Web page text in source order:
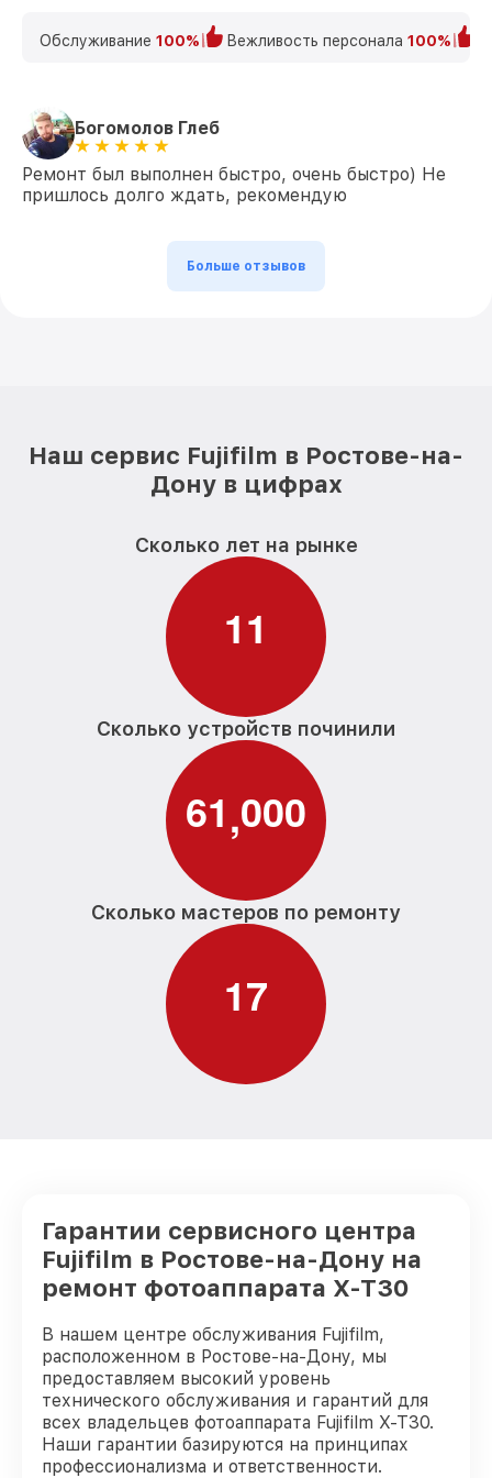
Обслуживание 100% Вежливость персонала 100%
Богомолов Глеб
Ремонт был выполнен быстро, очень быстро) Не
пришлось долго ждать, рекомендую
Больше отзывов
Наш сервис Fujifilm в Ростове-на-
Дону в цифрах
Сколько лет на рынке
11
Сколько устройств починили
61,000
Сколько мастеров по ремонту
17
Гарантии сервисного центра
Fujifilm в Ростове-на-Дону на
ремонт фотоаппарата X-T30
В нашем центре обслуживания Fujifilm,
расположенном в Ростове-на-Дону, мы
предоставляем высокий уровень
технического обслуживания и гарантий для
всех владельцев фотоаппарата Fujifilm X-T30.
Наши гарантии базируются на принципах
профессионализма и ответственности.